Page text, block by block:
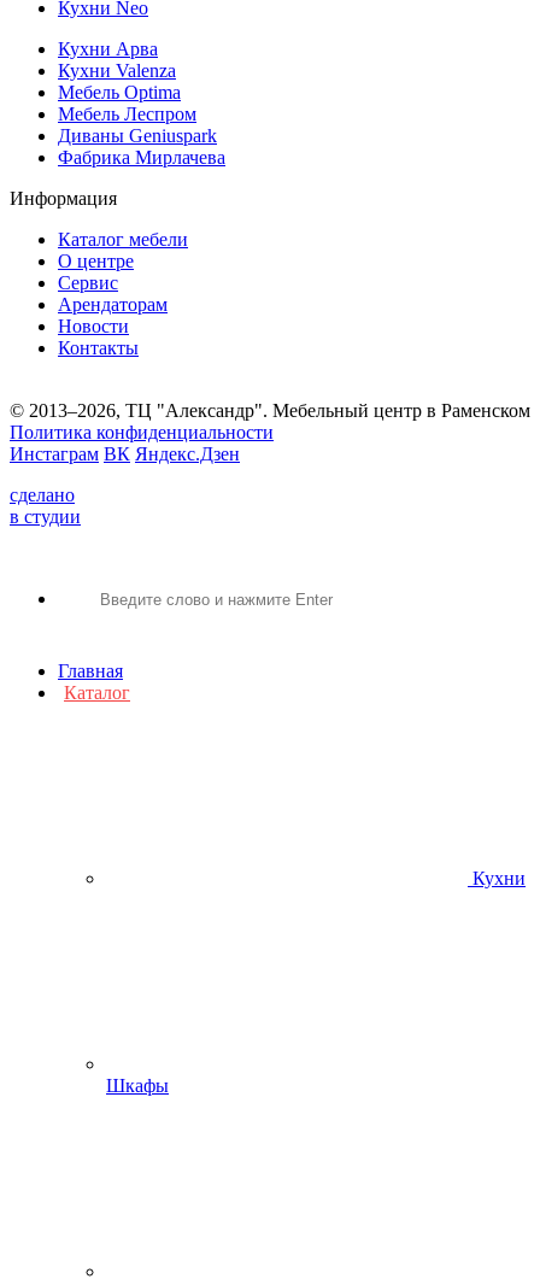
Кухни Neo
Кухни Арва
Кухни Valenza
Мебель Optima
Мебель Леспром
Диваны Geniuspark
Фабрика Мирлачева
Информация
Каталог мебели
О центре
Сервис
Арендаторам
Новости
Контакты
© 2013–2026, ТЦ "Александр". Мебельный центр в Раменском
Политика конфиденциальности
Инстаграм ВК Яндекс.Дзен
сделано
в студии
Главная
Каталог
Кухни
Шкафы